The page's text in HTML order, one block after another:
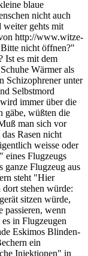
blaue
nicht auch
weiter gehts mit
http://www.witze-
nicht öffnen?"
Ist es mit dem
Wärmer als
Schizophrener unter
Selbstmord
immer über die
gäbe, wüßten die
man sich vor
Rasen nicht
weisse oder
eines Flugzeugs
ganze Flugzeug aus
steht "Hier
stehen würde:
sitzen würde,
wenn
in Flugzeugen
Eskimos Blinden-
ein
Injektionen" in